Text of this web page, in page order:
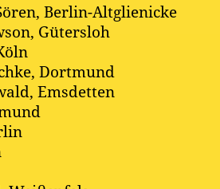
Berlin-Altglienicke
Gütersloh
Dortmund
Emsdetten